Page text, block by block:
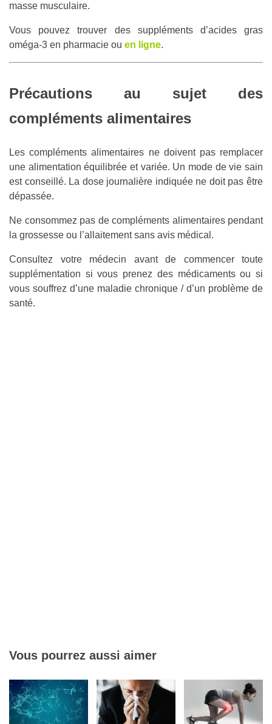
masse musculaire.
Vous pouvez trouver des suppléments d’acides gras
oméga-3 en pharmacie ou en ligne.
Précautions au sujet des
compléments alimentaires
Les compléments alimentaires ne doivent pas remplacer
une alimentation équilibrée et variée. Un mode de vie sain
est conseillé. La dose journalière indiquée ne doit pas être
dépassée.
Ne consommez pas de compléments alimentaires pendant
la grossesse ou l’allaitement sans avis médical.
Consultez votre médecin avant de commencer toute
supplémentation si vous prenez des médicaments ou si
vous souffrez d’une maladie chronique / d’un problème de
santé.
Vous pourrez aussi aimer